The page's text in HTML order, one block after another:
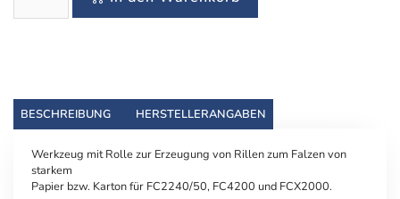
BESCHREIBUNG HERSTELLERANGABEN
Werkzeug mit Rolle zur Erzeugung von Rillen zum Falzen von
starkem
Papier bzw. Karton für FC2240/50, FC4200 und FCX2000.